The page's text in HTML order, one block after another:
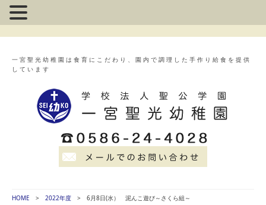
一宮聖光幼稚園は食育にこだわり、園内で調理した手作り給食を提供
しています
HOME 2022年度 6月8日(水） 泥んこ遊び～さくら組～